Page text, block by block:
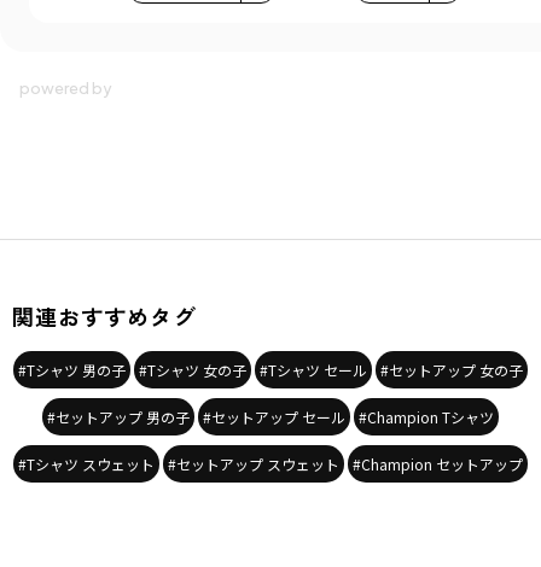
関連おすすめタグ
#Tシャツ 男の子 #Tシャツ 女の子 #Tシャツ セール #セットアップ 女の子
#セットアップ 男の子 #セットアップ セール #Champion Tシャツ
#Tシャツ スウェット #セットアップ スウェット #Champion セットアップ